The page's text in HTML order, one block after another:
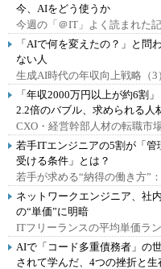
今、AIをどう使うか
今週の「＠IT」よく読まれた記
「AIで何を変えたの？」と問
ない人
生成AI時代の年収向上戦略（3
「年収2000万円以上が約6割
2.2倍のバブル、求められる人
CXO・経営幹部人材の転職市
若手ITエンジニアの5割が「
受ける条件」とは？
若手が求める“納得の働き方”：
ネットワークエンジニア、社
の“単価”に明暗
ITフリーランスの平均単価ラ
AIで「コード多重債務者」の
されて学んだ、4つの挫折と生